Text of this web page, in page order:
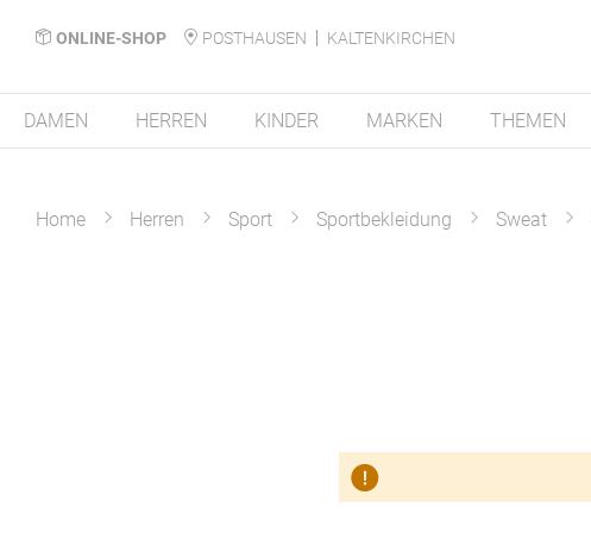
ONLINE-SHOP POSTHAUSEN
KALTENKIRCHEN
DAMEN HERREN KINDER MARKEN THEMEN
Home Herren Sport Sportbekleidung Sweat